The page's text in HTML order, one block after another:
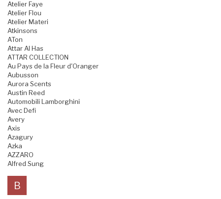
Atelier Faye
Atelier Flou
Atelier Materi
Atkinsons
ATon
Attar Al Has
ATTAR COLLECTION
Au Pays de la Fleur d'Oranger
Aubusson
Aurora Scents
Austin Reed
Automobili Lamborghini
Avec Defi
Avery
Axis
Azagury
Azka
AZZARO
Alfred Sung
B